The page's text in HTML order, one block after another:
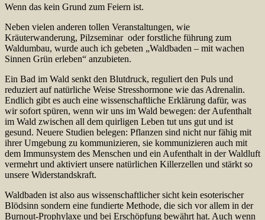
Wenn das kein Grund zum Feiern ist.
Neben vielen anderen tollen Veranstaltungen, wie
Kräuterwanderung, Pilzseminar oder forstliche führung zum
Waldumbau, wurde auch ich gebeten „Waldbaden – mit wachen
Sinnen Grün erleben“ anzubieten.
Ein Bad im Wald senkt den Blutdruck, reguliert den Puls und
reduziert auf natürliche Weise Stresshormone wie das Adrenalin.
Endlich gibt es auch eine wissenschaftliche Erklärung dafür, was
wir sofort spüren, wenn wir uns im Wald bewegen: der Aufenthalt
im Wald zwischen all dem quirligen Leben tut uns gut und ist
gesund. Neuere Studien belegen: Pflanzen sind nicht nur fähig mit
ihrer Umgebung zu kommunizieren, sie kommunizieren auch mit
dem Immunsystem des Menschen und ein Aufenthalt in der Waldluft
vermehrt und aktiviert unsere natürlichen Killerzellen und stärkt so
unsere Widerstandskraft.
Waldbaden ist also aus wissenschaftlicher sicht kein esoterischer
Blödsinn sondern eine fundierte Methode, die sich vor allem in der
Burnout-Prophylaxe und bei Erschöpfung bewährt hat. Auch wenn